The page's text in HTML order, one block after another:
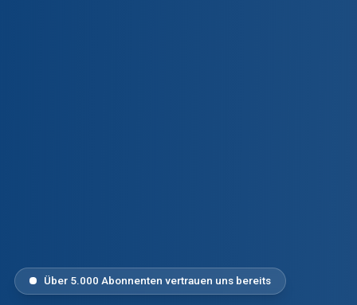
Über 5.000 Abonnenten vertrauen uns bereits